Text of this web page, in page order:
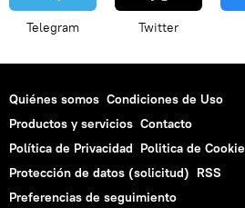
Telegram Twitter
Quiénes somos Condiciones de Uso
Productos y servicios Contacto
Política de Privacidad Politica de
Protección de datos (solicitud) RSS
Preferencias de seguimiento